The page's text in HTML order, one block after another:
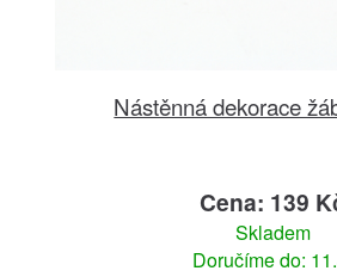
Nástěnná dekorace
Cena: 139
Skladem
Doručíme do: